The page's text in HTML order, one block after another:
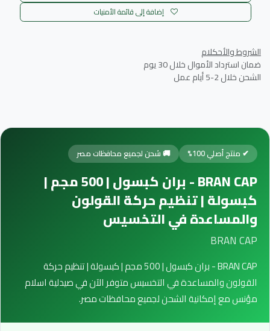
إضافة إلى قائمة الأمنيات
الشروط والأحكلام
ضمان استرداد الأموال خلال 30 يوم
الشحن خلال 2-5 أيام عمل
✔ منتج أصلي 100% 🚚 شحن لجميع محافظات مصر
BRAN CAP - بران كبسول | 500 مجم |
كبسولة | تنظيم حركة القولون
والمساعدة في التخسيس
BRAN CAP
BRAN CAP - بران كبسول | 500 مجم | كبسولة | تنظيم حركة
القولون والمساعدة في التخسيس متوفر الآن في صيدلية اسلام
مؤنس مع إمكانية الشحن لجميع محافظات مصر.